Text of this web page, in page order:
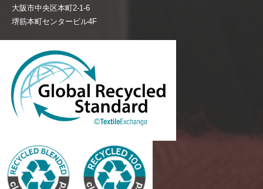
大阪市中央区本町2-1-6
堺筋本町センタービル4F